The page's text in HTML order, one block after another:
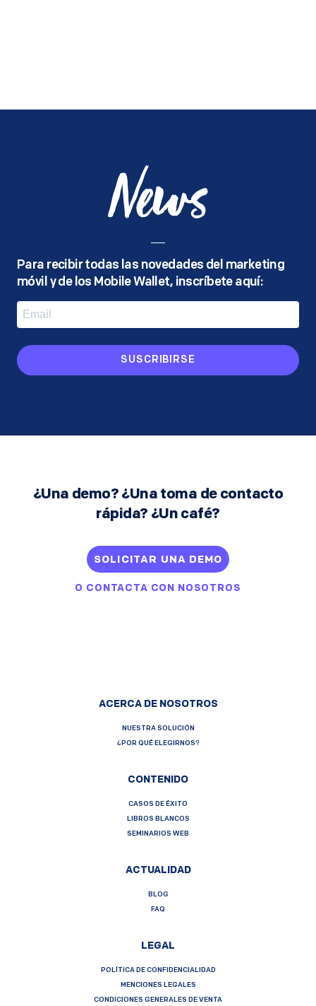
News
Para recibir todas las novedades del marketing
móvil y de los Mobile Wallet, inscríbete aquí:
SUSCRIBIRSE
¿Una demo? ¿Una toma de contacto
rápida? ¿Un café?
SOLICITAR UNA DEMO
O CONTACTA CON NOSOTROS
ACERCA DE NOSOTROS
NUESTRA SOLUCIÓN
¿POR QUÉ ELEGIRNOS?
CONTENIDO
CASOS DE ÉXITO
LIBROS BLANCOS
SEMINARIOS WEB
ACTUALIDAD
BLOG
FAQ
LEGAL
POLÍTICA DE CONFIDENCIALIDAD
MENCIONES LEGALES
CONDICIONES GENERALES DE VENTA